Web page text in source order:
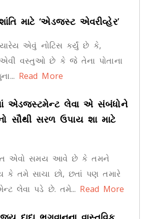
માટે ‘એડજસ્ટ એવરીવ્હેર’
એવું નોટિસ કર્યું છે કે,
એવી વસ્તુઓ છે કે જે તેના પોતાના
Read More
એડજસ્ટમેન્ટ લેવા એ સંબંધોને
સૌથી સરળ ઉપાય શા માટે
એવો સમય આવે છે કે તમને
કે તમે સાચા છો, છતાં પણ તમારે
લેવા પડે છે. તમે... Read More